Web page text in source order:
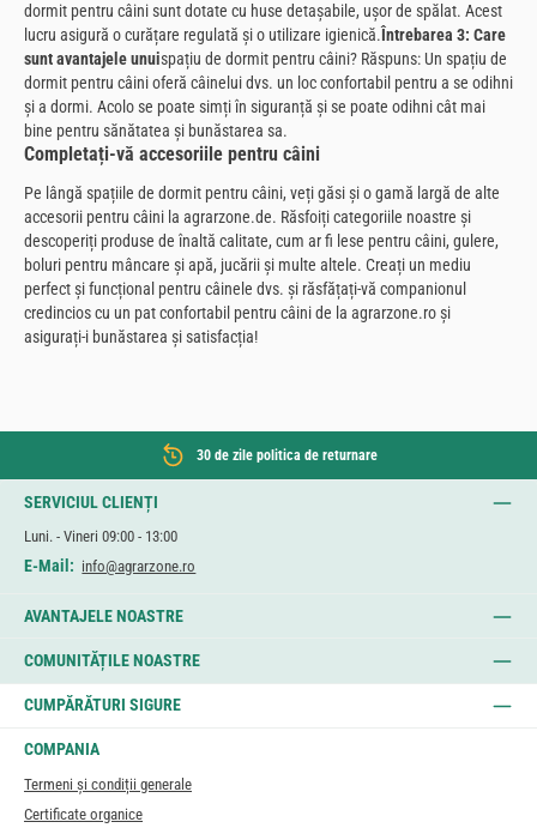
dormit pentru câini sunt dotate cu huse detașabile, ușor de spălat. Acest
lucru asigură o curățare regulată și o utilizare igienică.Întrebarea 3: Care
sunt avantajele unuispațiu de dormit pentru câini? Răspuns: Un spațiu de
dormit pentru câini oferă câinelui dvs. un loc confortabil pentru a se odihni
și a dormi. Acolo se poate simți în siguranță și se poate odihni cât mai
bine pentru sănătatea și bunăstarea sa.
Completați-vă accesoriile pentru câini
Pe lângă spațiile de dormit pentru câini, veți găsi și o gamă largă de alte
accesorii pentru câini la agrarzone.de. Răsfoiți categoriile noastre și
descoperiți produse de înaltă calitate, cum ar fi lese pentru câini, gulere,
boluri pentru mâncare și apă, jucării și multe altele. Creați un mediu
perfect și funcțional pentru câinele dvs. și răsfățați-vă companionul
credincios cu un pat confortabil pentru câini de la agrarzone.ro și
asigurați-i bunăstarea și satisfacția!
30 de zile politica de returnare
SERVICIUL CLIENȚI
Luni. - Vineri 09:00 - 13:00
E-Mail: info@agrarzone.ro
AVANTAJELE NOASTRE
COMUNITĂȚILE NOASTRE
CUMPĂRĂTURI SIGURE
COMPANIA
Termeni și condiții generale
Certificate organice